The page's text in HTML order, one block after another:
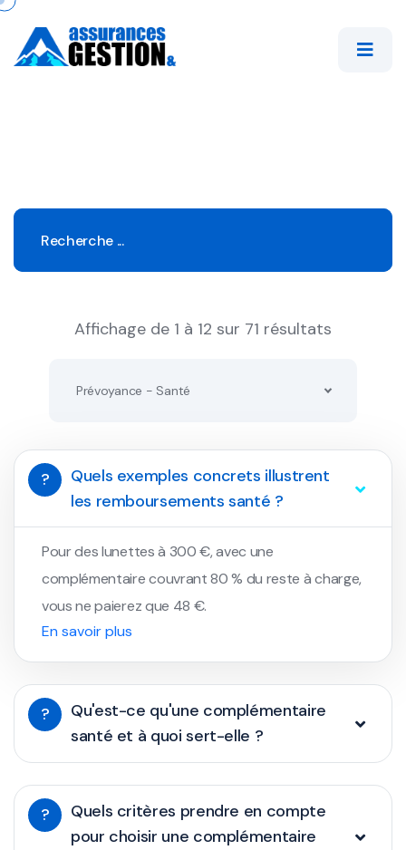
Affichage de 1 à 12 sur 71 résultats
Prévoyance - Santé
?
Quels exemples concrets illustrent
les remboursements santé ?
Pour des lunettes à 300 €, avec une
complémentaire couvrant 80 % du reste à charge,
vous ne paierez que 48 €.
En savoir plus
?
Qu'est-ce qu'une complémentaire
santé et à quoi sert-elle ?
?
Quels critères prendre en compte
pour choisir une complémentaire